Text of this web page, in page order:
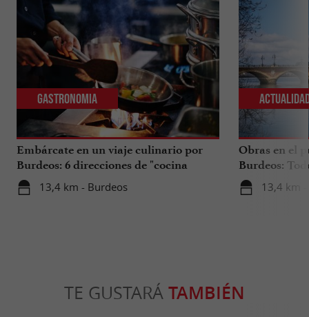
Embárcate en un viaje culinario por
Burdeos: 6 direcciones de "cocina
internacional"
13,4 km - Burdeos
Gastronomia
Obras en el
Burdeos:
tus viajes en
13,4 km
TE GUSTARÁ TAMBIÉN